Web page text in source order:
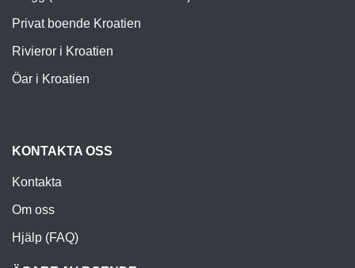
Privat boende Kroatien
Rivieror i Kroatien
Öar i Kroatien
KONTAKTA OSS
Kontakta
Om oss
Hjälp (FAQ)